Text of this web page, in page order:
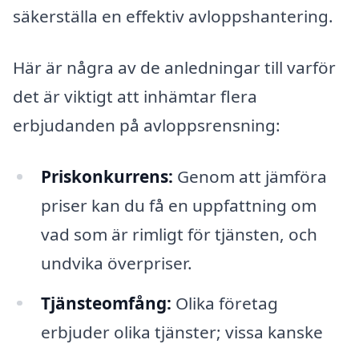
säkerställa en effektiv avloppshantering.
Här är några av de anledningar till varför
det är viktigt att inhämtar flera
erbjudanden på avloppsrensning:
Priskonkurrens: Genom att jämföra
priser kan du få en uppfattning om
vad som är rimligt för tjänsten, och
undvika överpriser.
Tjänsteomfång: Olika företag
erbjuder olika tjänster; vissa kanske